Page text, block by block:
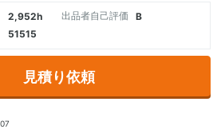
2,952h 出品者自己評価
B
51515
見積り依頼